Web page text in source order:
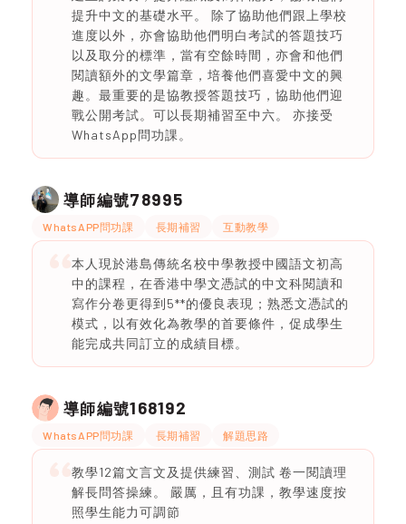
提升中文的基礎水平。 除了協助他們跟上學校
進度以外，亦會協助他們明白考試的答題技巧
以及取分的標準，當有空餘時間，亦會和他們
閱讀額外的文學篇章，培養他們喜愛中文的興
趣。最重要的是協教授答題技巧，協助他們迎
戰公開考試。可以長期補習至中六。 亦接受
WhatsApp問功課。
導師編號78995
WhatsAPP問功課 長期補習 互動教學
本人現於港島傳統名校中學教授中國語文初高
中的課程，在香港中學文憑試的中文科閱讀和
寫作分卷更得到5**的優良表現；熟悉文憑試的
模式，以有效化為教學的首要條件，促成學生
能完成共同訂立的成績目標。
導師編號168192
WhatsAPP問功課 長期補習 解題思路
教學12篇文言文及提供練習、測試 卷一閱讀理
解長問答操練。 嚴厲，且有功課，教學速度按
照學生能力可調節